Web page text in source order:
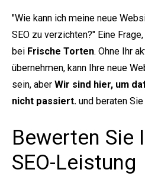
"Wie kann ich meine neue
SEO zu verzichten?" Eine
bei Frische Torten. Ohne Ihr
übernehmen, kann Ihre neue
sein, aber Wir sind hier, um
nicht passiert. und beraten
Bewerten Sie
SEO-Leistung